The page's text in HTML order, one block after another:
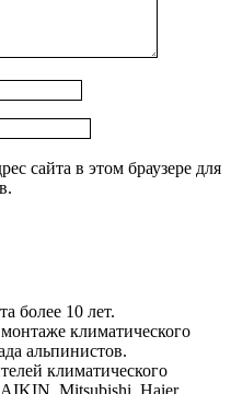
сайта в этом браузере для
более 10 лет.
климатического
альпинистов.
климатического